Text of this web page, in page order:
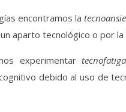
encontramos la
aparto tecnológico o por
experimentar tecnofatiga
debido al uso de